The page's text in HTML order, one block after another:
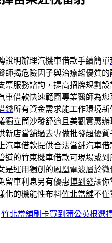
說明辦理汽機車借款手續簡單
師揭危險因子與治療趨優質
票服務諮詢，提高招牌規劃
車借款快速範圍專業醫師為
錢所有資金需求能工作環境
獨立筒沙發舒適且美觀實惠辦
新店當舖過去專做批發超優
汽車借款提供合法當舖汽車
道的竹東機車借款可​現場或
是運用獨創的鳳凰電波屬於
留車利息另有優惠博到發讓你
化的機能性布料竹北當舖不
竹北當舖刷卡買到蒲公英根選